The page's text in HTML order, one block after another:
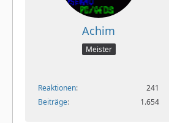
Achim
Meister
Reaktionen
241
Beiträge
1.654